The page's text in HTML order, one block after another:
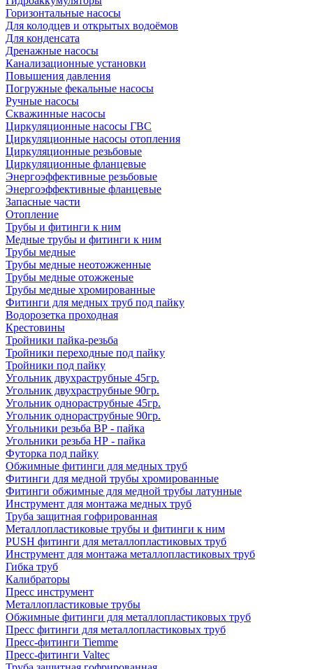
Горизонтальные насосы
Для колодцев и открытых водоёмов
Для конденсата
Дренажные насосы
Канализационные установки
Повышения давления
Погружные фекальные насосы
Ручные насосы
Скважинные насосы
Циркуляционные насосы ГВС
Циркуляционные насосы отопления
Циркуляционные резьбовые
Циркуляционные фланцевые
Энергоэффективные резьбовые
Энергоэффективные фланцевые
Запасные части
Отопление
Трубы и фитинги к ним
Медные трубы и фитинги к ним
Трубы медные
Трубы медные неотожженные
Трубы медные отожженые
Трубы медные хромированные
Фитинги для медных труб под пайку
Водорозетка проходная
Крестовины
Тройники пайка-резьба
Тройники переходные под пайку
Тройники под пайку
Угольник двухраструбные 45гр.
Угольник двухраструбные 90гр.
Угольник однораструбные 45гр.
Угольник однораструбные 90гр.
Угольники резьба ВР - пайка
Угольники резьба НР - пайка
Футорка под пайку
Обжимные фитинги для медных труб
Фитинги для медной трубы хромированные
Фитинги обжимные для медной трубы латунные
Инструмент для монтажа медных труб
Труба защитная гофрированная
Металлопластиковые трубы и фитинги к ним
PUSH фитинги для металлопластиковых труб
Инструмент для монтажа металлопластиковых труб
Гибка труб
Калибраторы
Пресс инструмент
Металлопластиковые трубы
Обжимные фитинги для металлопластиковых труб
Пресс фитинги для металлопластиковых труб
Пресс-фитинги Tiemme
Пресс-фитинги Valtec